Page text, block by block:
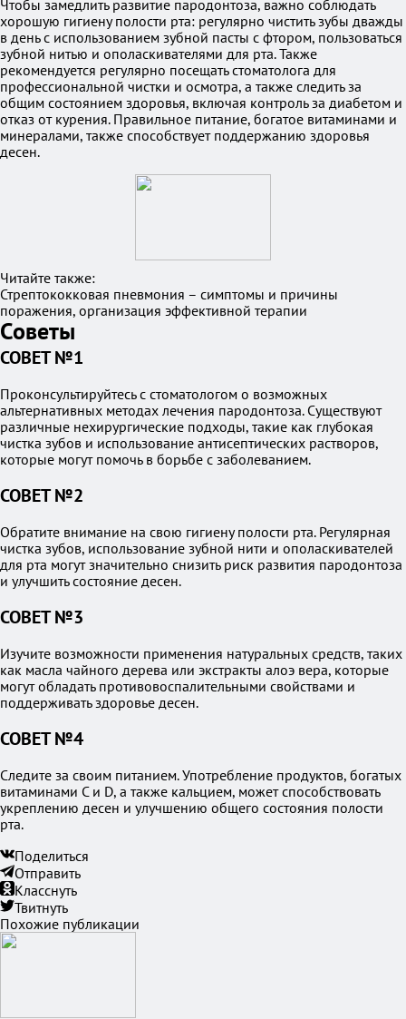
Чтобы замедлить развитие пародонтоза, важно соблюдать
хорошую гигиену полости рта: регулярно чистить зубы дважды
в день с использованием зубной пасты с фтором, пользоваться
зубной нитью и ополаскивателями для рта. Также
рекомендуется регулярно посещать стоматолога для
профессиональной чистки и осмотра, а также следить за
общим состоянием здоровья, включая контроль за диабетом и
отказ от курения. Правильное питание, богатое витаминами и
минералами, также способствует поддержанию здоровья
десен.
Читайте также:
Стрептококковая пневмония – симптомы и причины
поражения, организация эффективной терапии
Советы
СОВЕТ №1
Проконсультируйтесь с стоматологом о возможных
альтернативных методах лечения пародонтоза. Существуют
различные нехирургические подходы, такие как глубокая
чистка зубов и использование антисептических растворов,
которые могут помочь в борьбе с заболеванием.
СОВЕТ №2
Обратите внимание на свою гигиену полости рта. Регулярная
чистка зубов, использование зубной нити и ополаскивателей
для рта могут значительно снизить риск развития пародонтоза
и улучшить состояние десен.
СОВЕТ №3
Изучите возможности применения натуральных средств, таких
как масла чайного дерева или экстракты алоэ вера, которые
могут обладать противовоспалительными свойствами и
поддерживать здоровье десен.
СОВЕТ №4
Следите за своим питанием. Употребление продуктов, богатых
витаминами C и D, а также кальцием, может способствовать
укреплению десен и улучшению общего состояния полости
рта.
Поделиться
Отправить
Класснуть
Твитнуть
Похожие публикации